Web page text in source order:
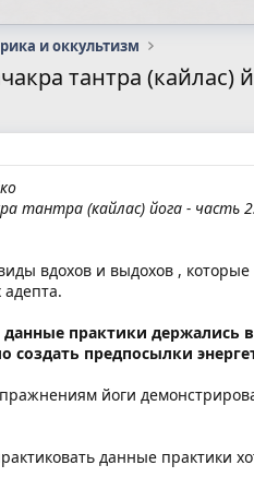
и оккультизм
тантра (кайлас)
тантра (кайлас) йога - часть
вдохов и выдохов ,
практики держались
создать предпосылки
йоги
данные практики